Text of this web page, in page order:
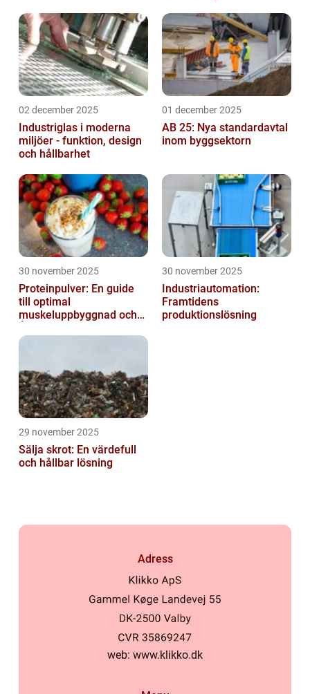
02 december 2025
Industriglas i moderna
miljöer - funktion, design
och hållbarhet
01 december 2025
AB 25: Nya standardavtal
inom byggsektorn
30 november 2025
Proteinpulver: En guide
till optimal
muskeluppbyggnad och
30 november 2025
Industriautomation:
Framtidens
produktionslösning
29 november 2025
Sälja skrot: En värdefull
och hållbar lösning
Adress
web: www.klikko.dk